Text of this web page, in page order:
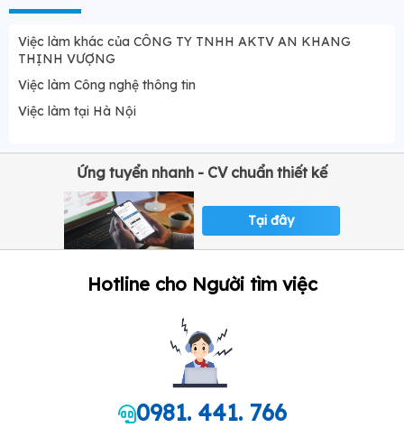
Việc làm khác của CÔNG TY TNHH AKTV AN KHANG
THỊNH VƯỢNG
Việc làm Công nghệ thông tin
Việc làm tại Hà Nội
Ứng tuyển nhanh - CV chuẩn thiết kế
Tại đây
Hotline cho Người tìm việc
0981. 441. 766